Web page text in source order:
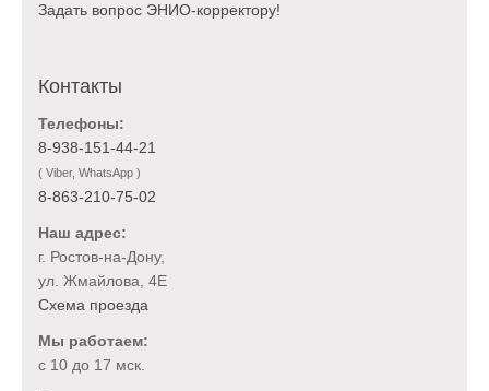
Задать вопрос ЭНИО-корректору!
Контакты
Телефоны:
8-938-151-44-21
( Viber, WhatsApp )
8-863-210-75-02
Наш адрес:
г. Ростов-на-Дону,
ул. Жмайлова, 4Е
Схема проезда
Мы работаем:
с 10 до 17 мск.